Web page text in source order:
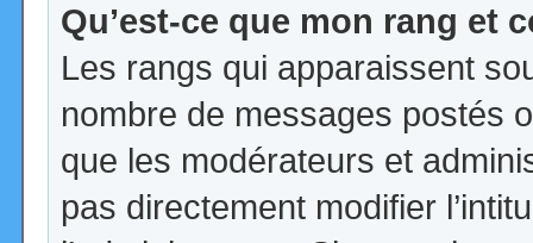
Qu’est-ce que mon rang et
Les rangs qui apparaissent
nombre de messages postés
que les modérateurs et
pas directement modifier